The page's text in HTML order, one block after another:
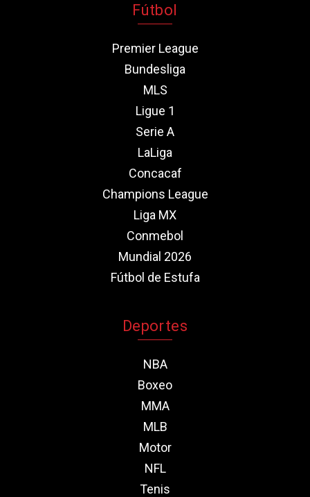
Fútbol
Premier League
Bundesliga
MLS
Ligue 1
Serie A
LaLiga
Concacaf
Champions League
Liga MX
Conmebol
Mundial 2026
Fútbol de Estufa
Deportes
NBA
Boxeo
MMA
MLB
Motor
NFL
Tenis